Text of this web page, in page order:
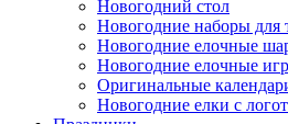
Новогодний стол
Новогодние наборы для
Новогодние елочные
Новогодние елочные
Оригинальные
Новогодние елки с